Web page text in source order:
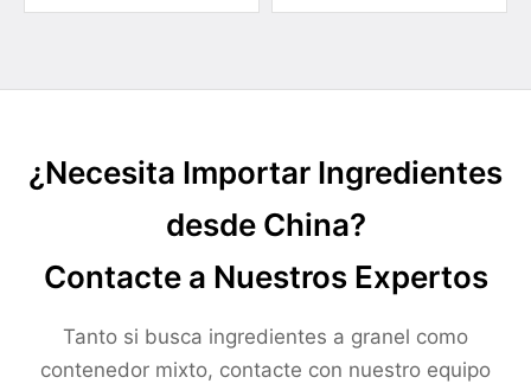
¿Necesita Importar Ingredientes
desde China?
Contacte a Nuestros Expertos
Tanto si busca ingredientes a granel como
contenedor mixto, contacte con nuestro equipo